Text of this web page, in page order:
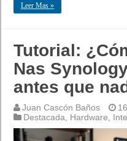
Leer Mas »
Tutorial:
Nas
antes que
Juan Cascón Baños
Destacada
Hardware